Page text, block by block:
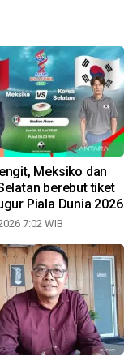
Meksiko dan
berebut tiket
Piala Dunia 2026
7:02 WIB